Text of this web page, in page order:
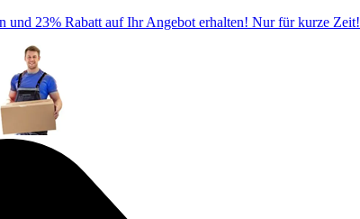
und 23% Rabatt auf Ihr Angebot erhalten! Nur für kurze Zeit!